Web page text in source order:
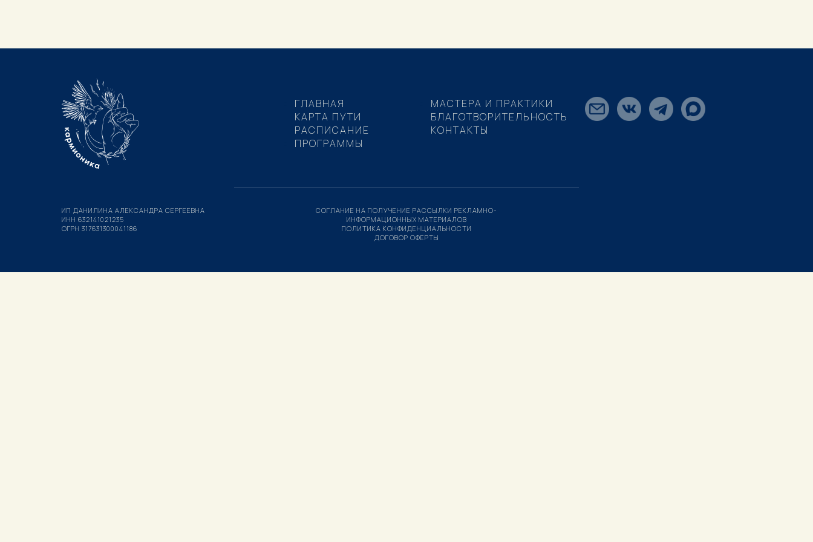
ГЛАВНАЯ
КАРТА ПУТИ
РАСПИСАНИЕ
ПРОГРАММЫ
МАСТЕРА И ПРАКТИКИ
БЛАГОТВОРИТЕЛЬНОСТЬ
КОНТАКТЫ
ИП ДАНИЛИНА АЛЕКСАНДРА СЕРГЕЕВНА
ИНН 632141021235
ОГРН 317631300041186
СОГЛАНИЕ НА ПОЛУЧЕНИЕ РАССЫЛКИ РЕКЛАМНО-
ИНФОРМАЦИОННЫХ МАТЕРИАЛОВ
ПОЛИТИКА КОНФИДЕНЦИАЛЬНОСТИ
ДОГОВОР ОФЕРТЫ